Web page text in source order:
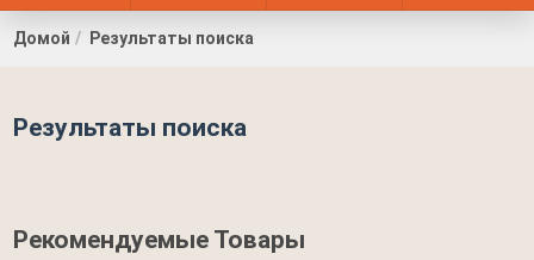
Домой Результаты поиска
Результаты поиска
Рекомендуемые Товары